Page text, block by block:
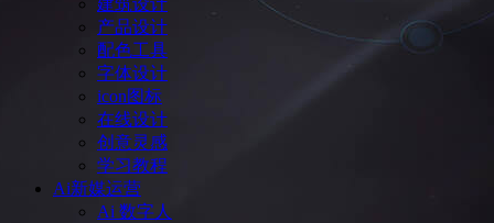
建筑设计
产品设计
配色工具
字体设计
icon图标
在线设计
创意灵感
学习教程
Ai新媒运营
Ai 数字人